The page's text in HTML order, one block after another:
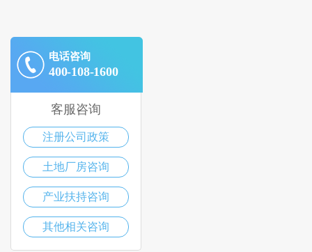
电话咨询
400-108-1600
客服咨询
注册公司政策
土地厂房咨询
产业扶持咨询
其他相关咨询